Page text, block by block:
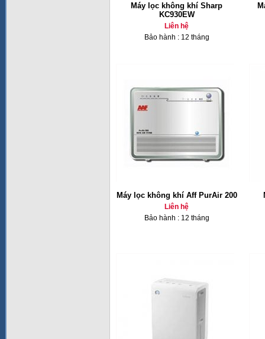
Máy lọc không khí Sharp
KC930EW
Liên hệ
Bảo hành : 12 tháng
Máy lọc không khí Aff PurAir 200
Liên hệ
Bảo hành : 12 tháng